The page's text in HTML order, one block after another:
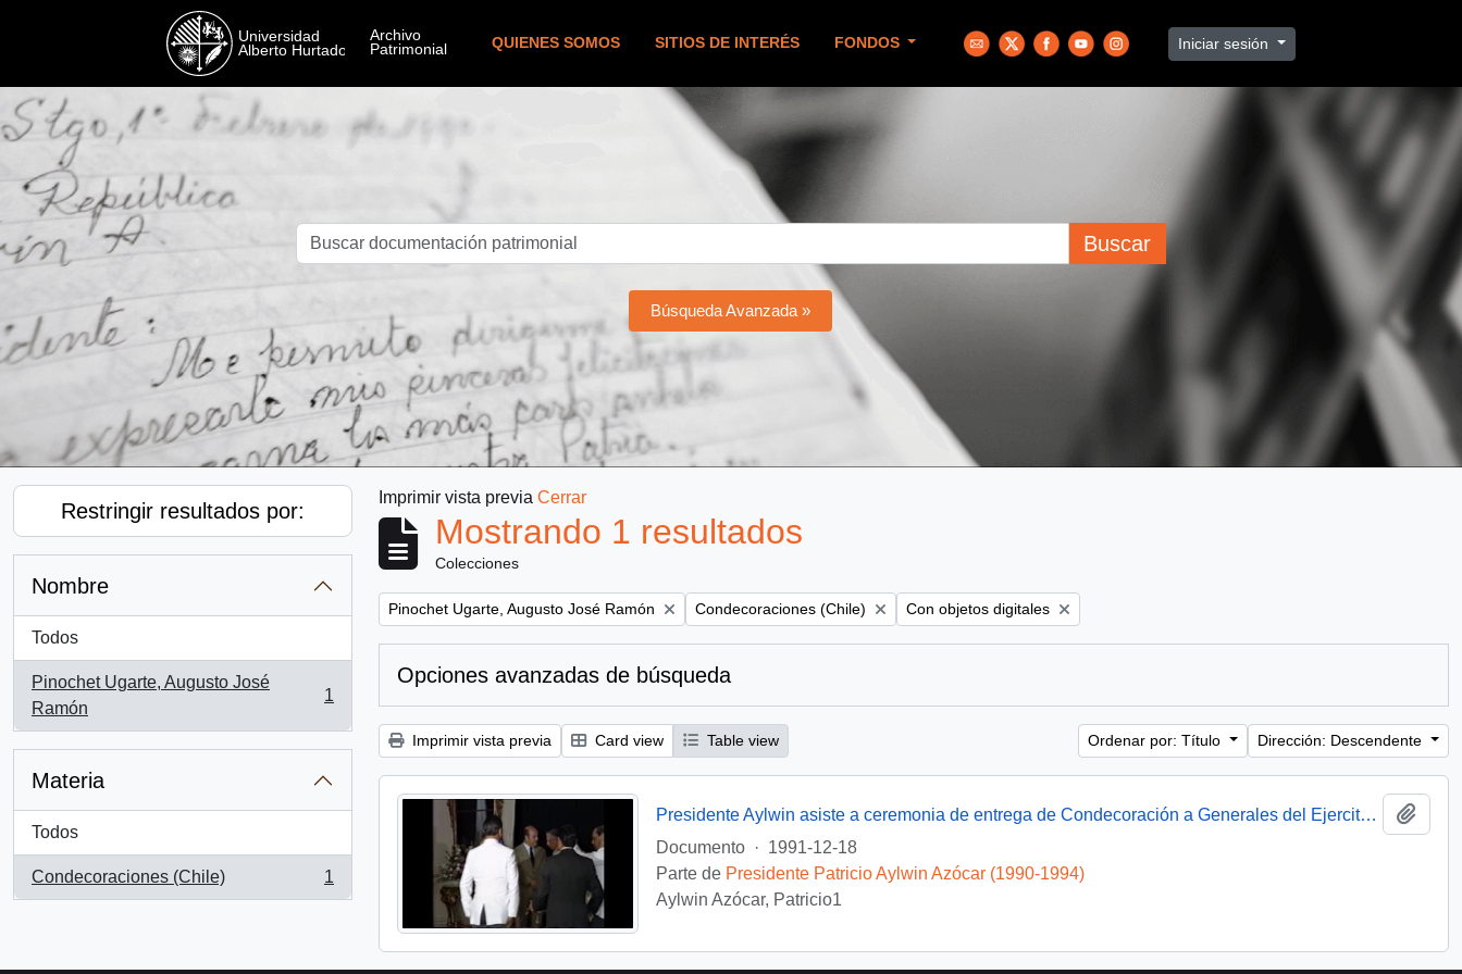
QUIENES SOMOS SITIOS DE INTERÉS FONDOS Iniciar sesión
Buscar
Búsqueda Avanzada »
Restringir resultados por:
Nombre
Todos
Pinochet Ugarte, Augusto José
Ramón
, 1 resultados
1
Materia
Todos
Condecoraciones (Chile)
, 1 resultados
1
Imprimir vista previa Cerrar
Mostrando 1 resultados
Colecciones
Remove filter:
Pinochet Ugarte, Augusto José Ramón Remove filter:
Condecoraciones (Chile) Remove filter:
Con objetos digitales
Opciones avanzadas de búsqueda
Imprimir vista previa Card view Table view Ordenar por: Título Dirección: Descendente
Presidente Aylwin asiste a ceremonia de entrega de Condecoración a Generales del Ejercito : video
Documento
· 1991-12-18
Parte de Presidente Patricio Aylwin Azócar (1990-1994)
Aylwin Azócar, Patricio1